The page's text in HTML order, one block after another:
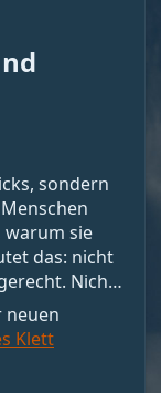
sondern
warum sie
das: nicht
Nicht
unter
loben,
dürfen."
neuen
Klett